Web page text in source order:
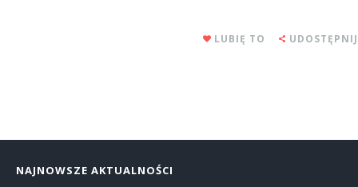
LUBIĘ TO UDOSTĘPNIJ
NAJNOWSZE AKTUALNOŚCI